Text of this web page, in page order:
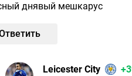
днявый мешкарус
Leicester City